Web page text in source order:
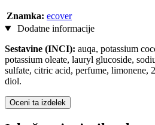
Znamka: ecover
Dodatne informacije
Sestavine (INCI): auqa, potassium
potassium oleate, lauryl glucoside,
sulfate, citric acid, perfume, limonene,
diol.
Oceni ta izdelek